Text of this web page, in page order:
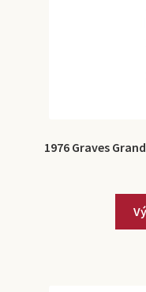
1976 Graves